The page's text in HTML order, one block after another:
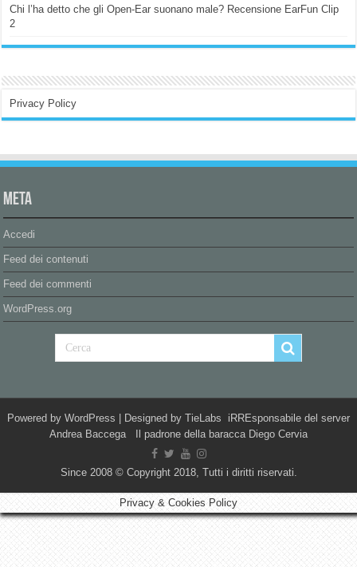
Chi l’ha detto che gli Open-Ear suonano male? Recensione EarFun Clip
2
Privacy Policy
Meta
Accedi
Feed dei contenuti
Feed dei commenti
WordPress.org
Powered by WordPress | Designed by TieLabs iRREsponsabile del server
Andrea Baccega Il padrone della baracca Diego Cervia
Since 2008 © Copyright 2018, Tutti i diritti riservati.
Privacy & Cookies Policy